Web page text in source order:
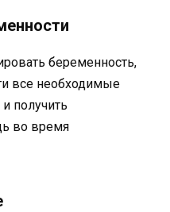
беременность,
все необходимые
получить
во время